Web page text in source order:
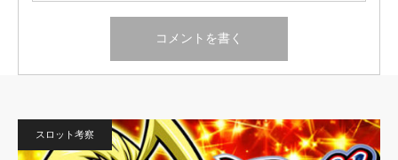
スロット考察